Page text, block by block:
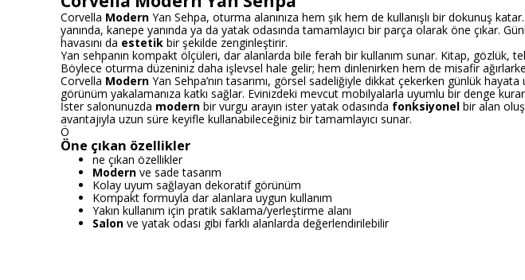
Corvella Modern Yan Sehpa, oturma alanınıza hem şık hem de kullanışlı bir dokunuş katar.
yanında, kanepe yanında ya da yatak odasında tamamlayıcı bir parça olarak öne çıkar.
havasını da estetik bir şekilde zenginleştirir.
Yan sehpanın kompakt ölçüleri, dar alanlarda bile ferah bir kullanım sunar. Kitap, gözlük,
Böylece oturma düzeniniz daha işlevsel hale gelir; hem dinlenirken hem de misafir
Corvella Modern Yan Sehpa’nın tasarımı, görsel sadeliğiyle dikkat çekerken günlük
görünüm yakalamanıza katkı sağlar. Evinizdeki mevcut mobilyalarla uyumlu bir denge
İster salonunuzda modern bir vurgu arayın ister yatak odasında fonksiyonel bir alan
avantajıyla uzun süre keyifle kullanabileceğiniz bir tamamlayıcı sunar.
Ö
Öne çıkan özellikler
ne çıkan özellikler
Modern ve sade tasarım
Kolay uyum sağlayan dekoratif görünüm
Kompakt formuyla dar alanlara uygun kullanım
Yakın kullanım için pratik saklama/yerleştirme alanı
Salon ve yatak odası gibi farklı alanlarda değerlendirilebilir